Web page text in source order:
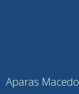
Aparas Macedo